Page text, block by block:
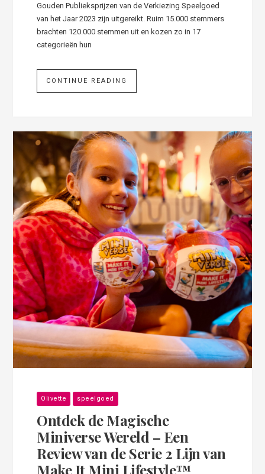
Gouden Publieksprijzen van de Verkiezing Speelgoed
van het Jaar 2023 zijn uitgereikt. Ruim 15.000 stemmers
brachten 120.000 stemmen uit en kozen zo in 17
categorieën hun
CONTINUE READING
Olivette speelgoed
Ontdek de Magische
Miniverse Wereld – Een
Review van de Serie 2 Lijn van
Make It Mini Lifestyle™